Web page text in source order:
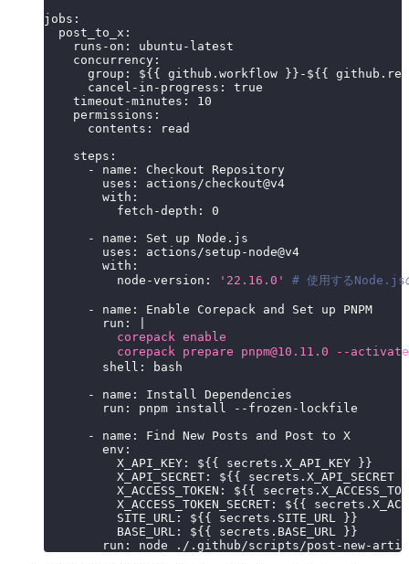
jobs :
post_to_x :
runs-on : ubuntu - latest
concurrency :
group : ${ { github.workflow } } - ${ {
cancel-in-progress :
true
timeout-minutes :
10
permissions :
contents :
read
steps :
-
name :
Checkout Repository
uses :
actions/checkout@v4
with :
fetch-depth :
0
-
name :
Set up Node.js
uses : actions/setup - node@v4
with :
node-version : '22.16.0' # 使用するNode.js
- name :
Enable Corepack and Set up PNPM
run :
          corepack enable
corepack prepare pnpm@10.11.0 --activate #
shell :
bash
-
name :
Install Dependencies
run : pnpm install - - frozen - lockfile
-
name :
Find New Posts and Post to X
env :
X_API_KEY : ${ { secrets.X_API_KEY } }
X_API_SECRET : ${ { secrets.X_API_SECRET
X_ACCESS_TOKEN : ${ {
X_ACCESS_TOKEN_SECRET : ${ {
SITE_URL : ${ { secrets.SITE_URL } }
BASE_URL : ${ { secrets.BASE_URL } }
run : node ./.github/scripts/post - new-